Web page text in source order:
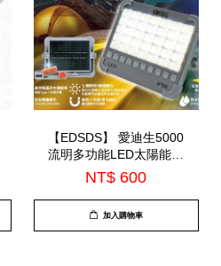
【EDSDS】 愛迪生5000
流明多功能LED太陽能充
電工作燈(EDS-G867)
NT$ 600
加入購物車